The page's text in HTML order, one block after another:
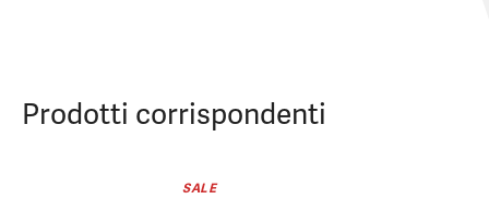
Prodotti corrispondenti
SALE